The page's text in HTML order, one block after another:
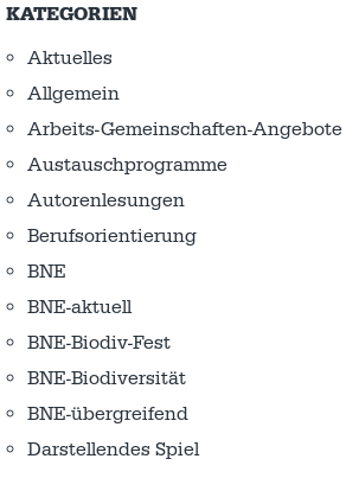
KATEGORIEN
Aktuelles
Allgemein
Arbeits-Gemeinschaften-Angebote
Austausch­programme
Autorenlesungen
Berufsorientierung
BNE
BNE-aktuell
BNE-Biodiv-Fest
BNE-Biodiversität
BNE-übergreifend
Darstellendes Spiel